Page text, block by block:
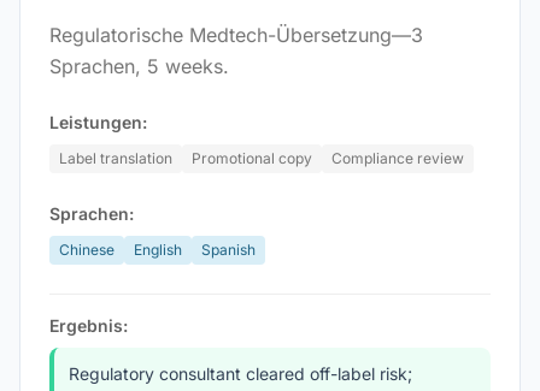
Regulatorische Medtech-Übersetzung—3
Sprachen, 5 weeks.
Leistungen:
Label translation Promotional copy Compliance review
Sprachen:
Chinese English Spanish
Ergebnis:
Regulatory consultant cleared off-label risk;